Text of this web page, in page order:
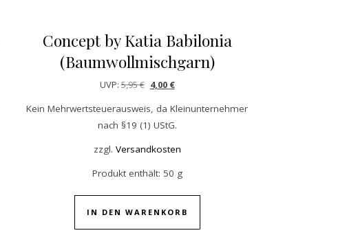
Concept by Katia Babilonia
(Baumwollmischgarn)
UVP: 5,95€ Ursprünglicher Preis war: 5,95 €
4,00 €Aktueller Preis ist: 4,00 €.
Kein Mehrwertsteuerausweis, da Kleinunternehmer
nach §19 (1) UStG.
zzgl. Versandkosten
Produkt enthält: 50 g
IN DEN WARENKORB